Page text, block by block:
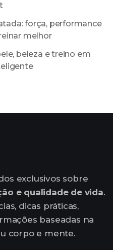
força, performance
melhor
beleza e treino em
exclusivos sobre
e qualidade de vida.
dicas práticas,
baseadas na
corpo e mente.